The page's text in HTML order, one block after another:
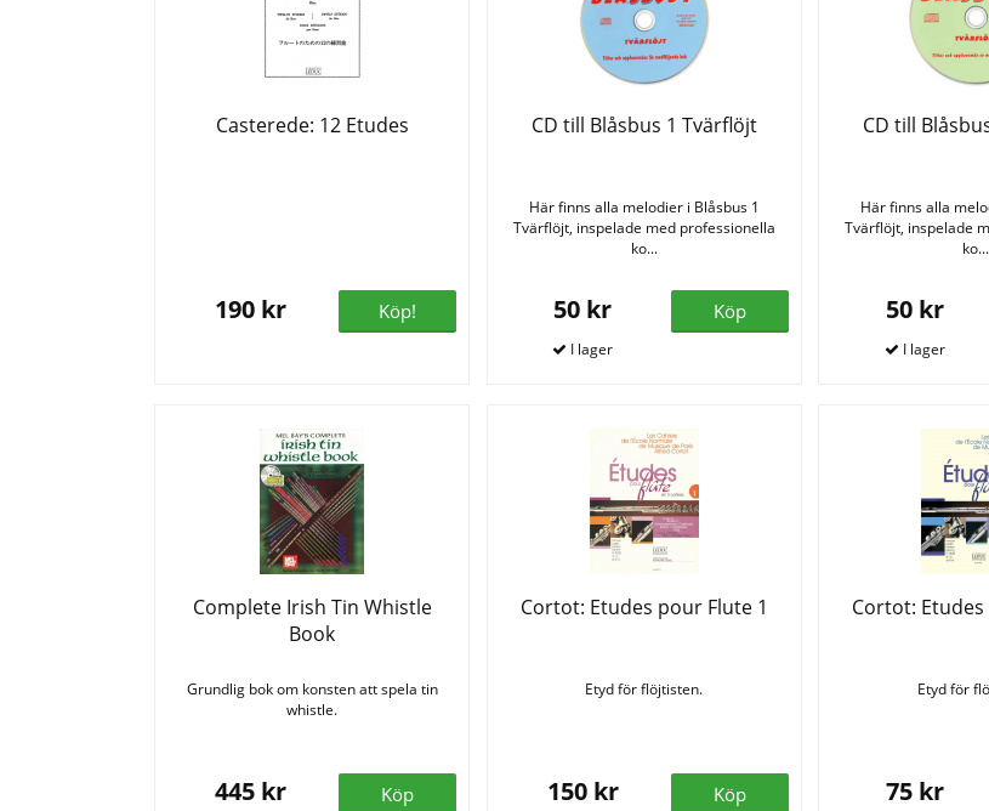
Casterede: 12 Etudes
190 kr Köp!
CD till Blåsbus 1 Tvärflöjt
Här finns alla melodier i Blåsbus 1
Tvärflöjt, inspelade med professionella
ko...
50 kr Köp
CD till
Här finns alla
Tvärflöjt, inspelade
ko...
50 kr
Complete Irish Tin Whistle
Book
Grundlig bok om konsten att spela tin
whistle.
445 kr Köp
Cortot: Etudes pour Flute 1
Etyd för flöjtisten.
150 kr Köp
Cortot:
Etyd för
75 kr